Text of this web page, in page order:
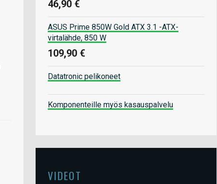
46,90 €
ASUS Prime 850W Gold ATX 3.1 -ATX-
virtalähde, 850 W
109,90 €
Datatronic pelikoneet
Komponenteille myös kasauspalvelu
VIDEOT